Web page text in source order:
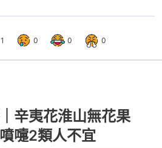
1 0 0 0
辛夷花淮山無花果
嚏2類人不宜